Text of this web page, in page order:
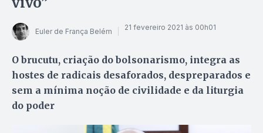
Euler de França Belém 21 fevereiro 2021 às 00h01
O brucutu, criação do bolsonarismo, integra as
hostes de radicais desaforados, despreparados e
sem a mínima noção de civilidade e da liturgia
do poder